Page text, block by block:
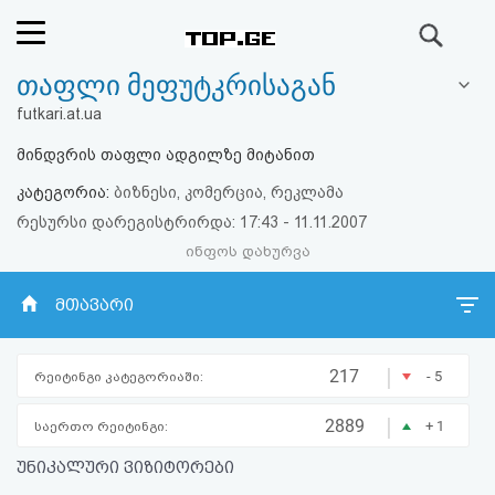
რეიტინგი
ფოსტა
პასუხი
პაროლის
თაფლი მეფუტკრისაგან
futkari.at.ua
მინდვრის თაფლი ადგილზე მიტანით
კატეგორია: ბიზნესი, კომერცია, რეკლამა
რესურსი დარეგისტრირდა: 17:43 - 11.11.2007
ინფოს დახურვა
მთავარი
რეიტინგი კატეგორიაში: 217 | - 5
საერთო რეიტინგი: 2889 | + 1
უნიკალური ვიზიტორები